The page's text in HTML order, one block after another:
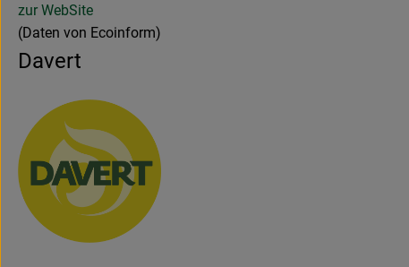
zur WebSite
(Daten von Ecoinform)
Davert